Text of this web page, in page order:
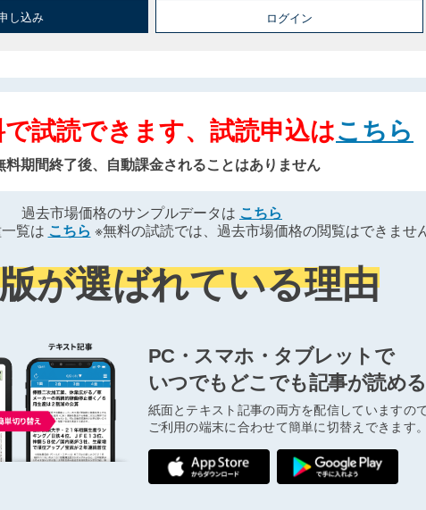
し込み ログイン
試読できます、試読申込はこちら
料期間終了後、自動課金されることはありません
過去市場価格のサンプルデータは こちら
覧は こちら ※無料の試読では、過去市場価格の閲覧はできませ
が選ばれている理由
PC・スマホ・タブレットで
いつでもどこでも記事が読める
紙面とテキスト記事の両方を配信していますので
ご利用の端末に合わせて簡単に切替えできます。